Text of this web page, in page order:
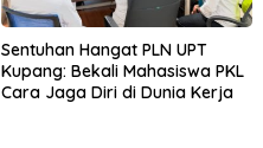
Sentuhan Hangat PLN UPT
Kupang: Bekali Mahasiswa PKL
Cara Jaga Diri di Dunia Kerja